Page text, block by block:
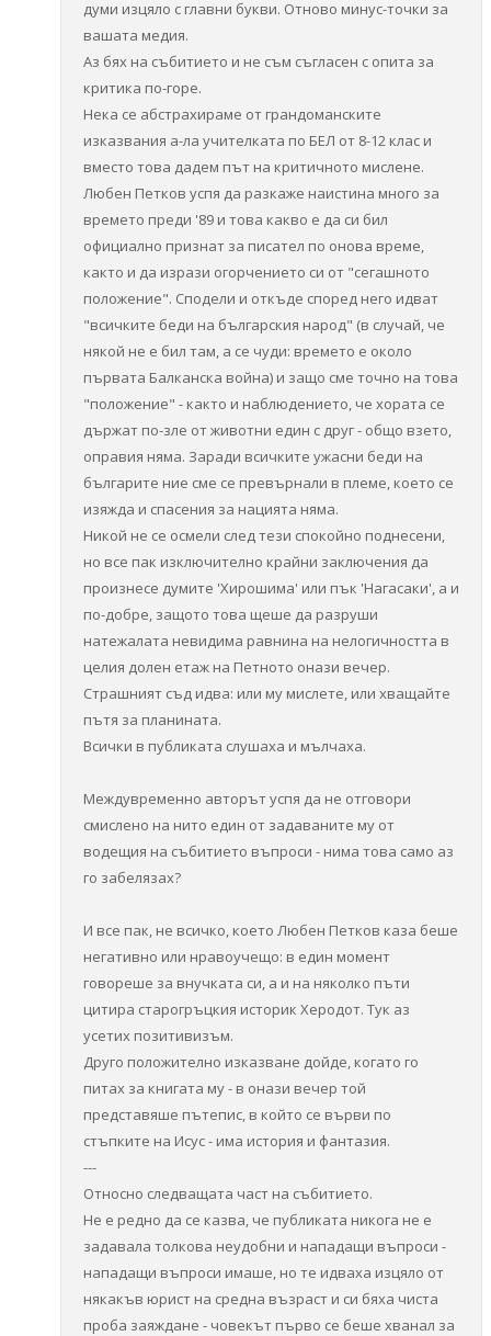
думи изцяло с главни букви. Отново минус-точки за
вашата медия.
Аз бях на събитието и не съм съгласен с опита за
критика по-горе.
Нека се абстрахираме от грандоманските
изказвания а-ла учителката по БЕЛ от 8-12 клас и
вместо това дадем път на критичното мислене.
Любен Петков успя да разкаже наистина много за
времето преди '89 и това какво е да си бил
официално признат за писател по онова време,
както и да изрази огорчението си от "сегашното
положение". Сподели и откъде според него идват
"всичките беди на българския народ" (в случай, че
някой не е бил там, а се чуди: времето е около
първата Балканска война) и защо сме точно на това
"положение" - както и наблюдението, че хората се
държат по-зле от животни един с друг - общо взето,
оправия няма. Заради всичките ужасни беди на
българите ние сме се превърнали в племе, което се
изяжда и спасения за нацията няма.
Никой не се осмели след тези спокойно поднесени,
но все пак изключително крайни заключения да
произнесе думите 'Хирошима' или пък 'Нагасаки', а и
по-добре, защото това щеше да разруши
натежалата невидима равнина на нелогичността в
целия долен етаж на Петното онази вечер.
Страшният съд идва: или му мислете, или хващайте
пътя за планината.
Всички в публиката слушаха и мълчаха.
Междувременно авторът успя да не отговори
смислено на нито един от задаваните му от
водещия на събитието въпроси - нима това само аз
го забелязах?
И все пак, не всичко, което Любен Петков каза беше
негативно или нравоучещо: в един момент
говореше за внучката си, а и на няколко пъти
цитира старогръцкия историк Херодот. Тук аз
усетих позитивизъм.
Друго положително изказване дойде, когато го
питах за книгата му - в онази вечер той
представяше пътепис, в който се върви по
стъпките на Исус - има история и фантазия.
---
Относно следващата част на събитието.
Не е редно да се казва, че публиката никога не е
задавала толкова неудобни и нападащи въпроси -
нападащи въпроси имаше, но те идваха изцяло от
някакъв юрист на средна възраст и си бяха чиста
проба заяждане - човекът първо се беше хванал за